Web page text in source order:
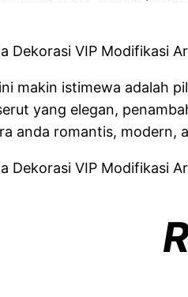
makin istimewa adalah
yang elegan,
anda romantis, modern,